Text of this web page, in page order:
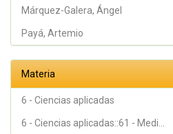
Márquez-Galera, Ángel
Payá, Artemio
Materia
6 - Ciencias aplicadas
6 - Ciencias aplicadas::61 - Medi...